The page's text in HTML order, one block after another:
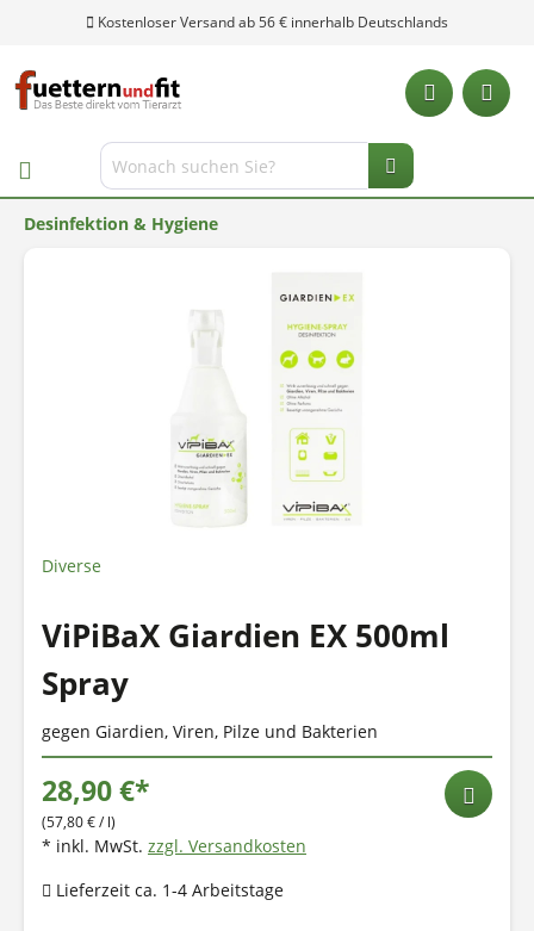
Kostenloser Versand ab 56 € innerhalb Deutschlands
Desinfektion & Hygiene
Diverse
ViPiBaX Giardien EX 500ml
Spray
gegen Giardien, Viren, Pilze und Bakterien
28,90 €*
(57,80 € / l)
* inkl. MwSt. zzgl. Versandkosten
Lieferzeit ca. 1-4 Arbeitstage